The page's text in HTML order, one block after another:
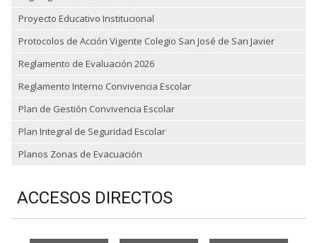
Proyecto Educativo Institucional
Protocolos de Acción Vigente Colegio San José de San Javier
Reglamento de Evaluación 2026
Reglamento Interno Convivencia Escolar
Plan de Gestión Convivencia Escolar
Plan Integral de Seguridad Escolar
Planos Zonas de Evacuación
ACCESOS DIRECTOS